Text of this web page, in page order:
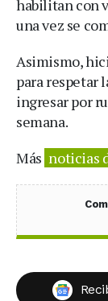
habilitan con
una vez se
Asimismo,
para respetar
ingresar por
semana.
Más noticias